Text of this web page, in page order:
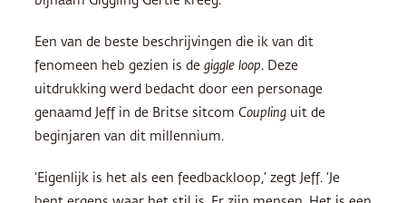
Een van de beste beschrijvingen die ik van dit
fenomeen heb gezien is de giggle loop. Deze
uitdrukking werd bedacht door een personage
genaamd Jeff in de Britse sitcom Coupling uit de
beginjaren van dit millennium.
‘Eigenlijk is het als een feedbackloop,’ zegt Jeff. ‘Je